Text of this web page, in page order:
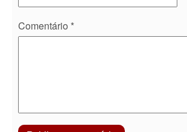
Comentário *